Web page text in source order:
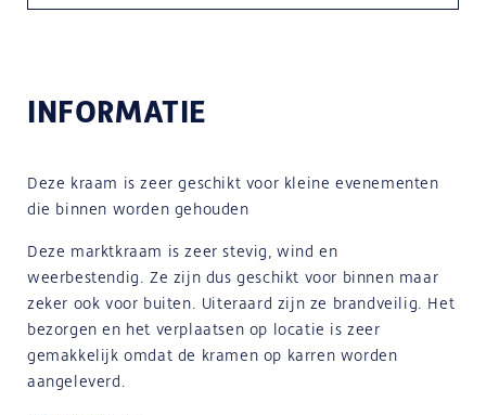
INFORMATIE
Deze kraam is zeer geschikt voor kleine evenementen
die binnen worden gehouden
Deze marktkraam is zeer stevig, wind en
weerbestendig. Ze zijn dus geschikt voor binnen maar
zeker ook voor buiten. Uiteraard zijn ze brandveilig. Het
bezorgen en het verplaatsen op locatie is zeer
gemakkelijk omdat de kramen op karren worden
aangeleverd.